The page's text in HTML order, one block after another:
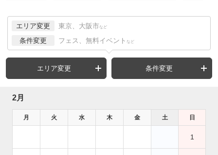
エリア変更 東京、大阪市 など
条件変更 フェス、無料イベント など
エリア変更 条件変更
2月
月 火 水 木 金 土 日
1